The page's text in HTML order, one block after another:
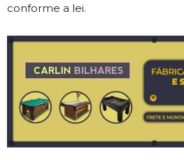
conforme a lei.